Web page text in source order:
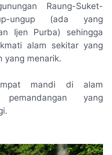
Raung-Suket-
ungup (ada yang
Ijen Purba) sehingga
alam sekitar yang
yang menarik.
mandi di alam
yang